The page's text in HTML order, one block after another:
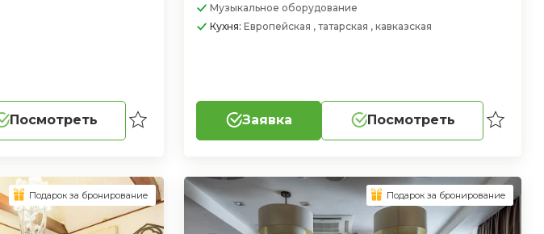
Посмотреть
Музыкальное оборудование
Кухня:Европейская , татарская , кавказская
Заявка Посмотреть
Подарок за бронирование Подарок за бронирование